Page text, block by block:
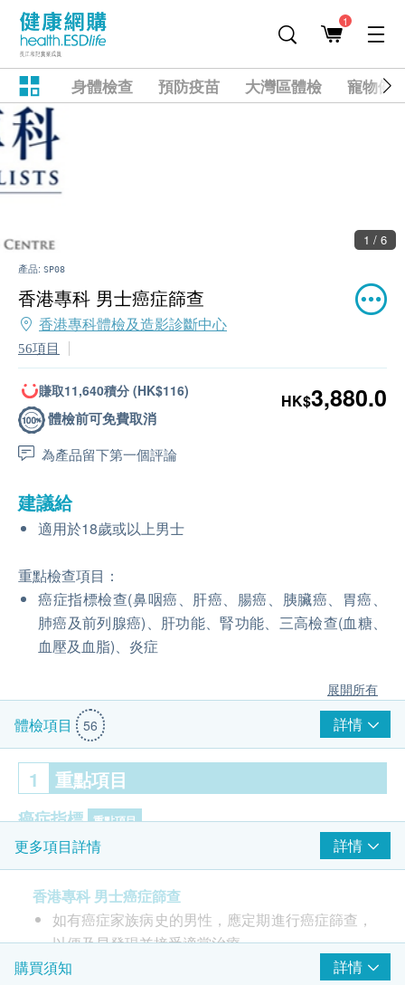
1
身體檢查 預防疫苗 大灣區體檢 寵物健
2 / 6
產品: SP08
香港專科 男士癌症篩查
香港專科體檢及造影診斷中心
56項目
賺取11,640積分 (HK$116)
體檢前可免費取消
為產品留下第一個評論
HK$3,880.0
建議給
適用於18歲或以上男士
重點檢查項目：
癌症指標檢查(鼻咽癌、肝癌、腸癌、胰臟癌、胃癌、
肺癌及前列腺癌)、肝功能、腎功能、三高檢查(血糖、
血壓及血脂)、炎症
展開所有
體檢項目 56 詳情
1 重點項目
癌症指標 重點項目
癌抗原19.9 (胰臟癌)
癌抗原72.4(胃癌)
鱗狀細胞癌抗原 (肺癌)
游離及總前列腺特殊性抗原 (前列腺癌)
甲種胎蛋白 (肝癌)
更多項目詳情 詳情
香港專科 男士癌症篩查
如有癌症家族病史的男性，應定期進行癌症篩查，
以便及早發現並接受適當治療。
香港專科十六周年特別企劃: 推出男士癌症篩查，
購買須知 詳情